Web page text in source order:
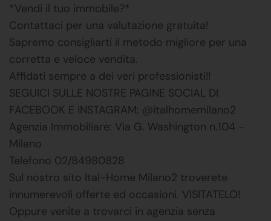
*Vendi il tuo immobile?*
Contattaci per una valutazione gratuita!
Sapremo consigliarti il metodo migliore per una
corretta e veloce vendita.
Affidati sempre a dei veri professionisti!!
SEGUICI SULLE NOSTRE PAGINE SOCIAL DI
FACEBOOK E INSTAGRAM: @italhomemilano2
Agenzia Immobiliare: Via G. Washington n.104 -
Milano
Telefono 02/84980828
Sul nostro sito Ital-Home Milano2 troverete
innumerevoli offerte ed occasioni. VISITATELO!
Oppure venite a trovarci in agenzia senza